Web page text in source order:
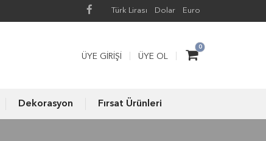
Türk Lirası Dolar Euro
0
ÜYE GIRIŞI ÜYE OL
Dekorasyon Fırsat Ürünleri